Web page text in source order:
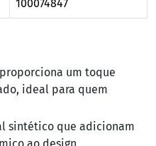
100074847
um toque
ideal para quem
sintético que adicionam